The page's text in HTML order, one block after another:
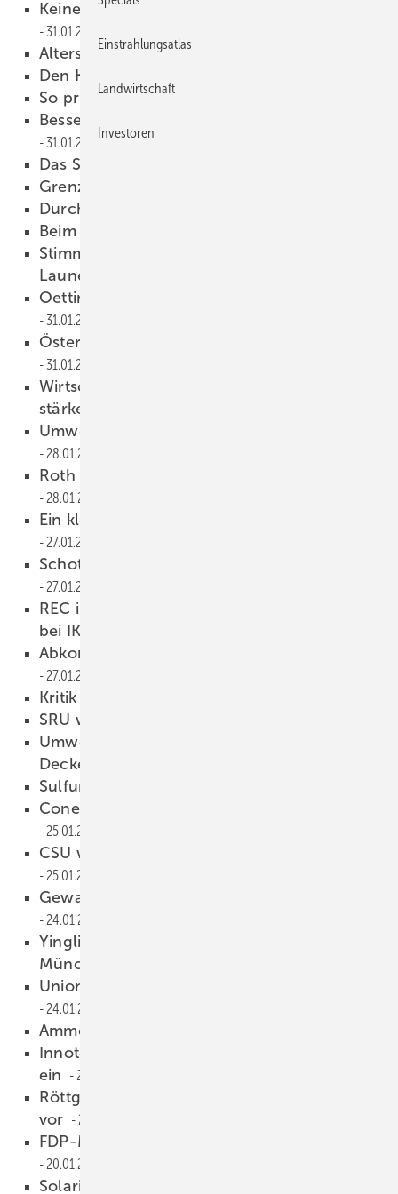
Keine Sicherheit ohne Unsicherheit
31.01.2011
Altersvorsorge gesucht
Den Kunden Sicherheit geben
So prüft PV+Test
Bessere Zellen, günstigere Zellen
31.01.2011
Das Spiel wird ernst
Grenzen der Automatisierung
Durch die Hintertür
Beim Start abgestürzt
Stimmung im deutschen Handwerk: Die
Laune sinkt
Oettinger fordert mehr Harmonie
31.01.2011
Österreich legt Photovoltaik-Tarife fest
31.01.2011
Wirtschaftsministerium will Solarförderung
stärker kürzen
Umweltausschuss tagt zu Solarförderung
28.01.2011
Roth & Rau mit guter Auftragslage
28.01.2011
Ein kleiner Hoffnungsschimmer in Spanien
27.01.2011
Schott Solar verdoppelt Kapazitäten
27.01.2011
REC installiert Photovoltaik-Dachanlagen
bei IKEA
Abkommen zwischen Siemens und Suntech
27.01.2011
Kritik am Umweltrat
SRU will Solarförderung stutzen
Umweltrat empfiehlt Photovoltaik-
Deckelung
Sulfurcell mit frischem Kapital
Conergy veräußert weitere Tochter
25.01.2011
CSU will Solarförderung stärker kürzen
25.01.2011
Gewaltiger Solarpark teilweise in Betrieb
24.01.2011
Yingli ist Premiumpartner des FC Bayern
München
Unionspolitiker fordert größere Einschnitte
24.01.2011
Ammer verkauft Conergy-Anteile
Innotech Solar kauft sich in REC-Modulwerk
ein
20.01.2011
Röttgen legt Eckpunkte für Solarförderung
vor
20.01.2011
FDP-Minister will EEG abschaffen
20.01.2011
Solarindustrie mit Röttgen einig
Einstrahlungsatlas
Landwirtschaft
Investoren